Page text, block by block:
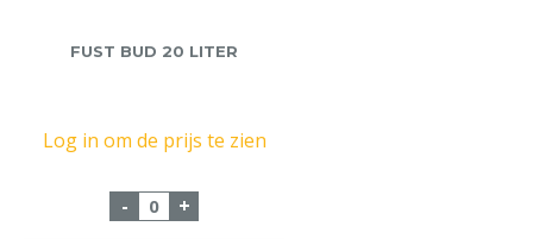
FUST BUD 20 LITER
Log in om de prijs te zien
- Fust Bud 20 Liter aantal
+